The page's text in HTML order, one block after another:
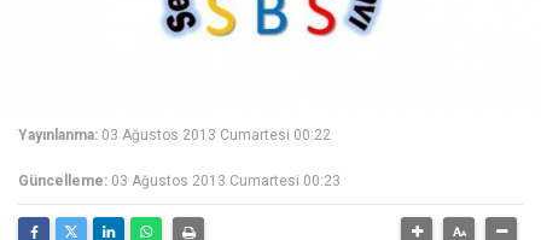
Yayınlanma: 03 Ağustos 2013 Cumartesi 00:22
Güncelleme: 03 Ağustos 2013 Cumartesi 00:23